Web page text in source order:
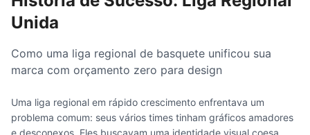
Unida
Como uma liga regional de basquete unificou sua
marca com orçamento zero para design
Uma liga regional em rápido crescimento enfrentava um
problema comum: seus vários times tinham gráficos amadores